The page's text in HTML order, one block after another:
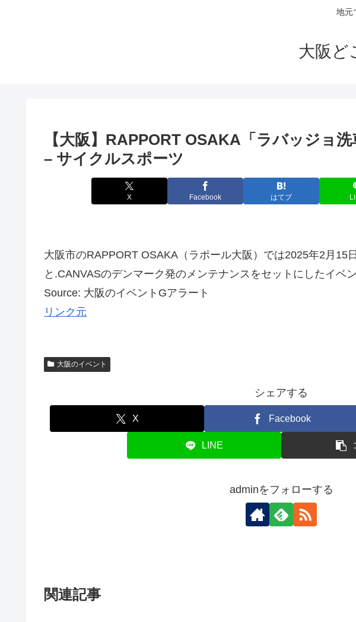
地元
大阪ど
【大阪 】RAPPORT OSAKA「ラバッジョ洗
– サイクルスポーツ
X Facebook はてブ
大阪市のRAPPORT OSAKA（ラポール大阪）では2025年2月15
と.CANVASのデンマーク発のメンテナンスをセットにしたイベ
Source: 大阪のイベントGアラート
リンク元
大阪のイベント
シェアする
X Facebook
LINE
adminをフォローする
関連記事